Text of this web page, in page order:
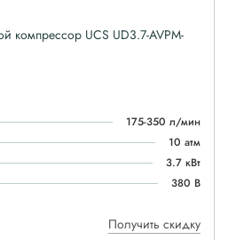
компрессор UCS UD3.7-AVPM-
175-350 л/мин
10 атм
3.7 кВт
380 В
Получить скидку